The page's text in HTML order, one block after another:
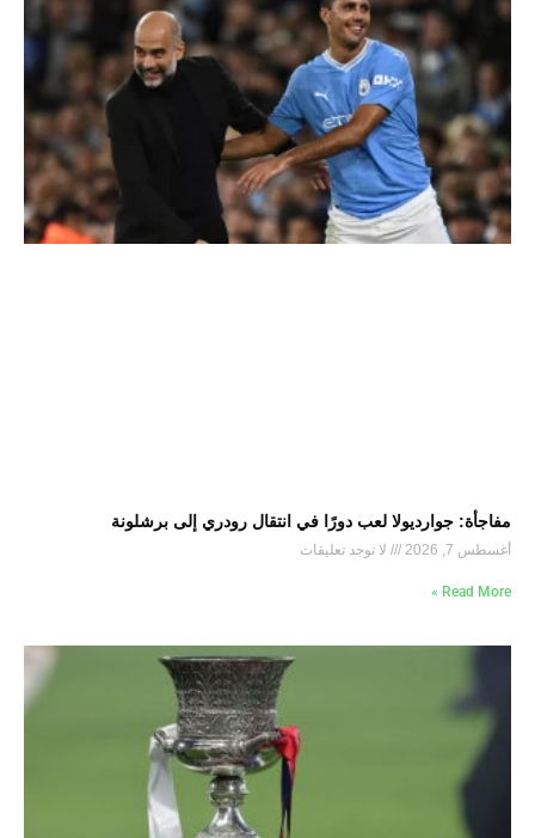
مفاجأة: جوارديولا لعب دورًا في انتقال رودري إلى برشلونة
أغسطس 7, 2026 لا توجد تعليقات
Read More »